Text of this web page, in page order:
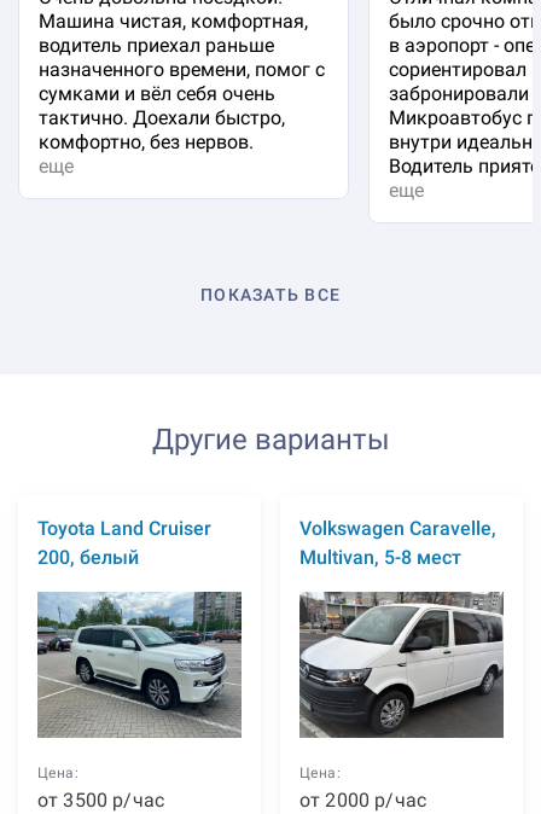
Машина чистая, комфортная,
водитель приехал раньше
назначенного времени, помог с
сумками и вёл себя очень
тактично. Доехали быстро,
комфортно, без нервов.
еще
было срочно
в аэропорт -
сориентировал и
забронировали
Микроавтобус
внутри
Водитель
еще
ПОКАЗАТЬ ВСЕ
Другие варианты
Toyota Land Cruiser
200, белый
Цена:
от3500 р/час
Volkswagen Caravelle,
Multivan, 5-8 мест
Цена:
от2000 р/час